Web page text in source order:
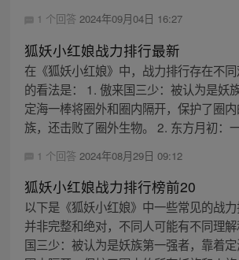
1 个回答 2024年09月04日 16:27
狐妖小红娘战力排行最新
在《狐妖小红娘》中，战力排行存在不
的看法是： 1. 傲来国三少：被认为是妖
定海一棒将圈外和圈内隔开，保护了圈
族，还击败了圈外生物。 2. 东方月初：
1 个回答 2024年08月29日 09:12
狐妖小红娘战力排行榜前20
以下是《狐妖小红娘》中一些常见的战
并非完整和绝对，不同人可能有不同理
国三少：被认为是妖族第一强者，靠着